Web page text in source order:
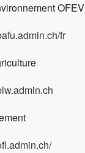
OFEV
fr